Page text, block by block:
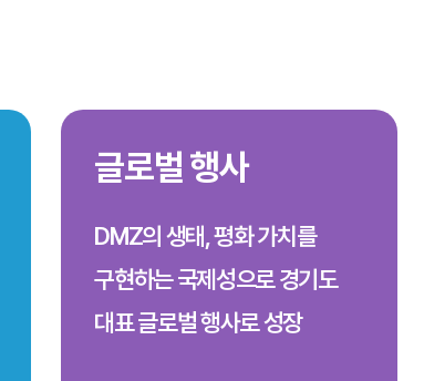
글로벌 행사
DMZ의 생태, 평화 가치를
구현하는 국제성으로 경기도
대표 글로벌 행사로 성장